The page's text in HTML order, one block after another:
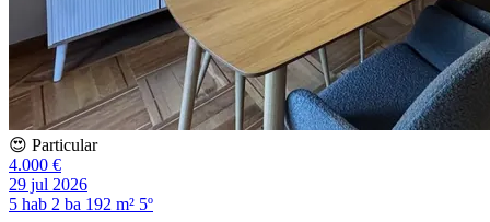
😍 Particular
4.000 €
29 jul 2026
5 hab 2 ba 192 m² 5º